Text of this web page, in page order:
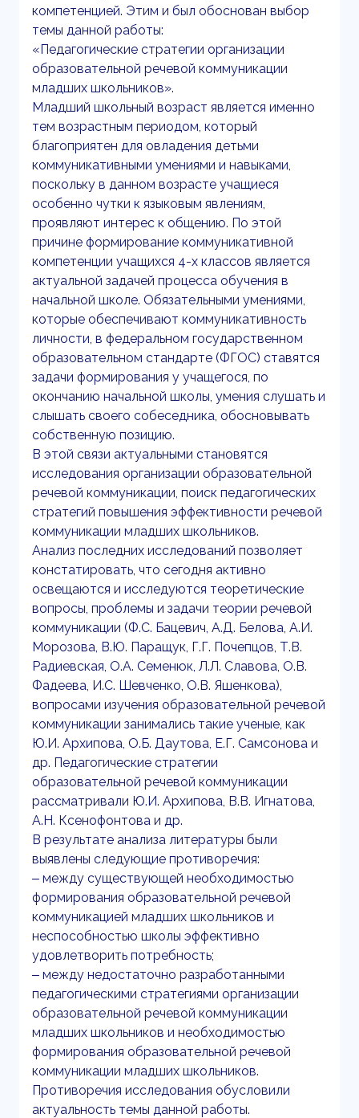
компетенцией. Этим и был обоснован выбор
темы данной работы:
«Педагогические стратегии организации
образовательной речевой коммуникации
младших школьников».
Младший школьный возраст является именно
тем возрастным периодом, который
благоприятен для овладения детьми
коммуникативными умениями и навыками,
поскольку в данном возрасте учащиеся
особенно чутки к языковым явлениям,
проявляют интерес к общению. По этой
причине формирование коммуникативной
компетенции учащихся 4-х классов является
актуальной задачей процесса обучения в
начальной школе. Обязательными умениями,
которые обеспечивают коммуникативность
личности, в федеральном государственном
образовательном стандарте (ФГОС) ставятся
задачи формирования у учащегося, по
окончанию начальной школы, умения слушать и
слышать своего собеседника, обосновывать
собственную позицию.
В этой связи актуальными становятся
исследования организации образовательной
речевой коммуникации, поиск педагогических
стратегий повышения эффективности речевой
коммуникации младших школьников.
Анализ последних исследований позволяет
констатировать, что сегодня активно
освещаются и исследуются теоретические
вопросы, проблемы и задачи теории речевой
коммуникации (Ф.С. Бацевич, А.Д. Белова, А.И.
Морозова, В.Ю. Паращук, Г.Г. Почепцов, Т.В.
Радиевская, О.А. Семенюк, Л.Л. Славова, О.В.
Фадеева, И.С. Шевченко, О.В. Яшенкова),
вопросами изучения образовательной речевой
коммуникации занимались такие ученые, как
Ю.И. Архипова, О.Б. Даутова, Е.Г. Самсонова и
др. Педагогические стратегии
образовательной речевой коммуникации
рассматривали Ю.И. Архипова, В.В. Игнатова,
А.Н. Ксенофонтова и др.
В результате анализа литературы были
выявлены следующие противоречия:
‒ между существующей необходимостью
формирования образовательной речевой
коммуникацией младших школьников и
неспособностью школы эффективно
удовлетворить потребность;
‒ между недостаточно разработанными
педагогическими стратегиями организации
образовательной речевой коммуникации
младших школьников и необходимостью
формирования образовательной речевой
коммуникации младших школьников.
Противоречия исследования обусловили
актуальность темы данной работы.